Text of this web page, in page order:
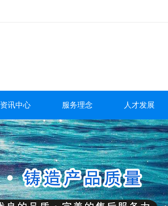
资讯中心
公司新闻
行业新闻
泵阀百科
服务理念
服务流程
售后政策
质量承诺
包装运输
人才发展
人才战略
人才招聘
培训发展